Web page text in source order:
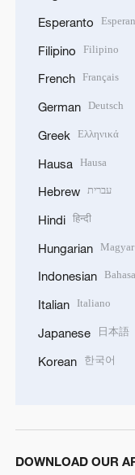
Esperanto
Filipino Filipino
French Français
German Deutsch
Greek Ελληνικά
Hausa Hausa
Hebrew עברית
Hindi हिन्दी
Hungarian Magyar
Indonesian
Italian Italiano
Japanese 日本語
Korean 한국어
DOWNLOAD OUR